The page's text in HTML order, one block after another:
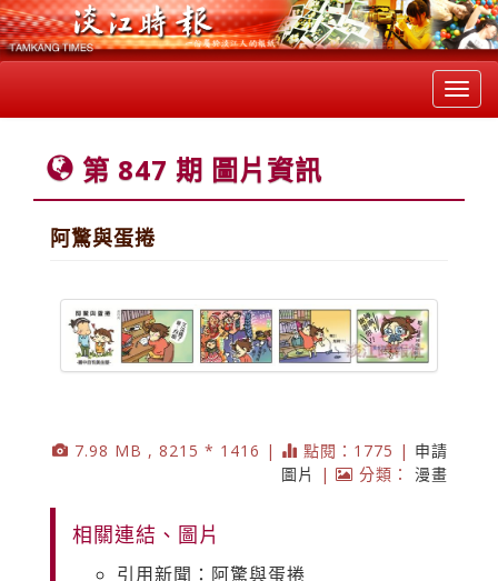
第 847 期 圖片資訊
阿驚與蛋捲
7.98 MB , 8215 * 1416 | 點閱：1775 | 申請
圖片
| 分類： 漫畫
相關連結、圖片
引用新聞：阿驚與蛋捲